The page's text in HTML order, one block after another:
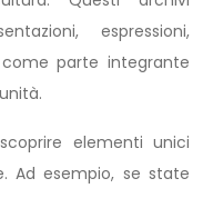
espressioni,
parte integrante
elementi unici
Ad esempio, se state